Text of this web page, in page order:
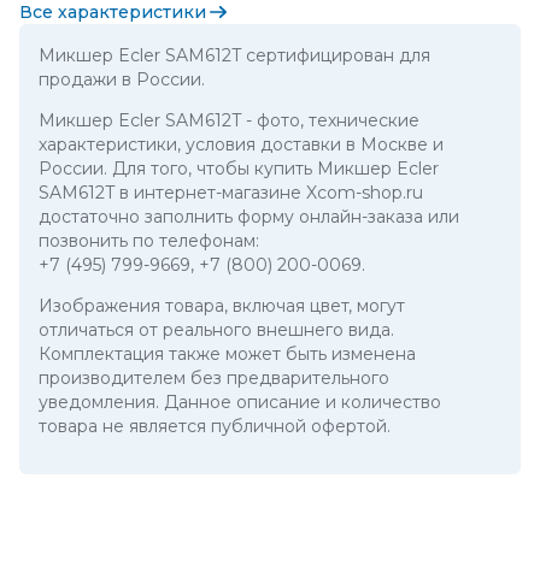
Все характеристики
Микшер Ecler SAM612T сертифицирован для
продажи в России.
Микшер Ecler SAM612T - фото, технические
характеристики, условия доставки в Москве и
России. Для того, чтобы купить Микшер Ecler
SAM612T в интернет-магазине Xcom-shop.ru
достаточно заполнить форму онлайн-заказа или
позвонить по телефонам:
+7 (495) 799-9669, +7 (800) 200-0069.
Изображения товара, включая цвет, могут
отличаться от реального внешнего вида.
Комплектация также может быть изменена
производителем без предварительного
уведомления. Данное описание и количество
товара не является публичной офертой.